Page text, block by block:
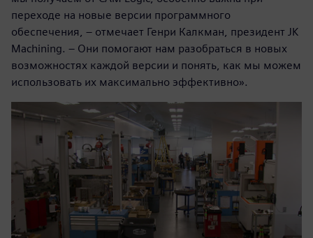
переходе на новые версии программного
обеспечения, – отмечает Генри Калкман, президент JK
Machining. – Они помогают нам разобраться в новых
возможностях каждой версии и понять, как мы можем
использовать их максимально эффективно».